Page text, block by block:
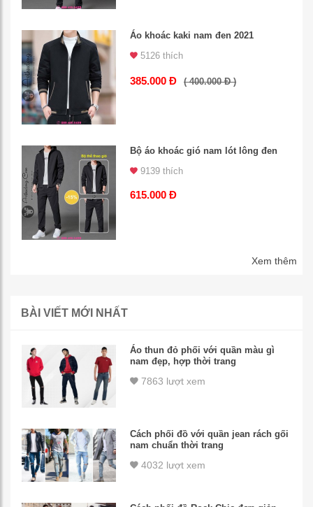
Áo khoác kaki nam đen 2021
5126 thích
385.000 Đ ( 400.000 Đ )
Bộ áo khoác gió nam lót lông đen
9139 thích
615.000 Đ
Xem thêm
BÀI VIẾT MỚI NHẤT
Áo thun đỏ phối với quần màu gì
nam đẹp, hợp thời trang
7863 lượt xem
Cách phối đồ với quần jean rách gối
nam chuẩn thời trang
4032 lượt xem